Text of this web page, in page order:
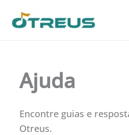
Ajuda
Encontre guias e
Otreus.